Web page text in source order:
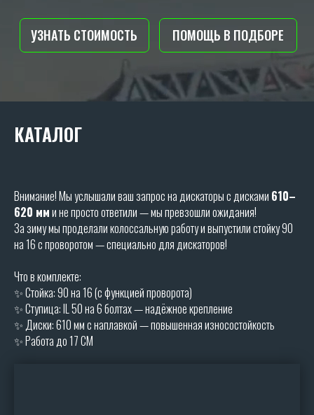
КАТАЛОГ
Внимание! Мы услышали ваш запрос на дискаторы с дисками 610–
620 мми не просто ответили — мы превзошли ожидания!
За зиму мы проделали колоссальную работу и выпустили стойку 90
на 16 с проворотом — специально для дискаторов!
Что в комплекте:
✨ Стойка: 90 на 16 (с функцией проворота)
✨ Ступица: IL 50 на 6 болтах — надёжное крепление
✨ Диски: 610 мм с наплавкой — повышенная износостойкость
✨ Работа до 17 СМ